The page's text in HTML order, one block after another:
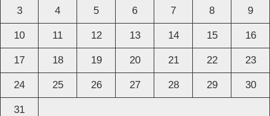
3 4 5 6 7 8 9
10 11 12 13 14 15 16
17 18 19 20 21 22 23
24 25 26 27 28 29 30
31